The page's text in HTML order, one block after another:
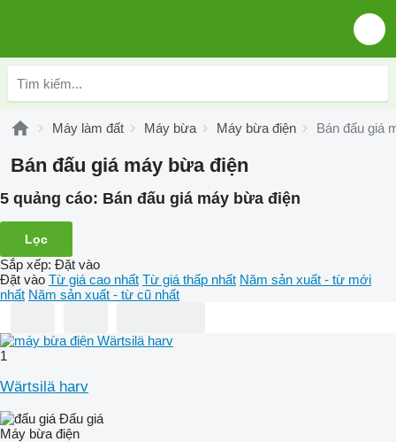
Máy làm đất Máy bừa Máy bừa điện Bán đấu giá
Bán đấu giá máy bừa điện
5 quảng cáo: Bán đấu giá máy bừa điện
Lọc
Sắp xếp: Đặt vào
Đặt vào Từ giá cao nhất Từ giá thấp nhất Năm sản xuất - từ mới
nhất Năm sản xuất - từ cũ nhất
1
Wärtsilä harv
Đấu giá
Máy bừa điện